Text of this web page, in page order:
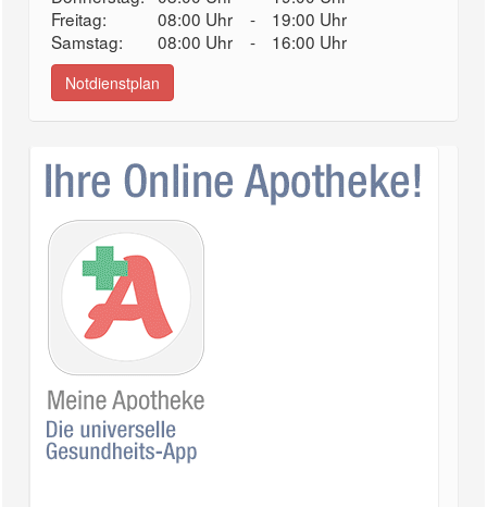
Freitag:
08:00 Uhr -
19:00 Uhr
Samstag:
08:00 Uhr - 16:00 Uhr
Notdienstplan